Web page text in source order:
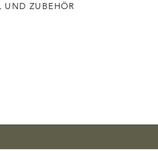
UND ZUBEHÖR